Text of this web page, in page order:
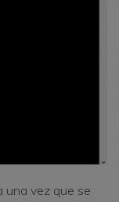
una vez que se